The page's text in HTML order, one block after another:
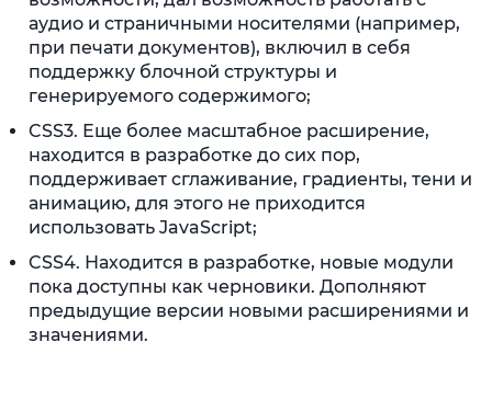
аудио и страничными носителями (например,
при печати документов), включил в себя
поддержку блочной структуры и
генерируемого содержимого;
CSS3. Еще более масштабное расширение,
находится в разработке до сих пор,
поддерживает сглаживание, градиенты, тени и
анимацию, для этого не приходится
использовать JavaScript;
CSS4. Находится в разработке, новые модули
пока доступны как черновики. Дополняют
предыдущие версии новыми расширениями и
значениями.